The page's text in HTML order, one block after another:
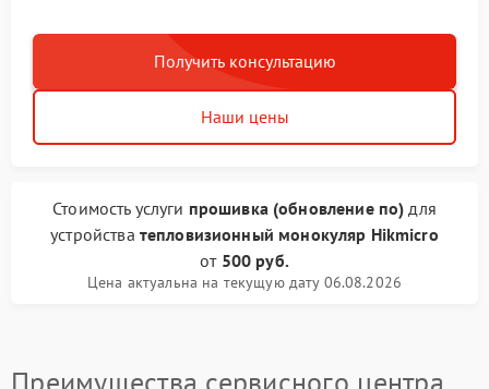
Получить консультацию
Наши цены
Стоимость услуги прошивка (обновление по) для
устройства тепловизионный монокуляр Hikmicro
от 500 руб.
Цена актуальна на текущую дату 06.08.2026
Преимущества сервисного центра